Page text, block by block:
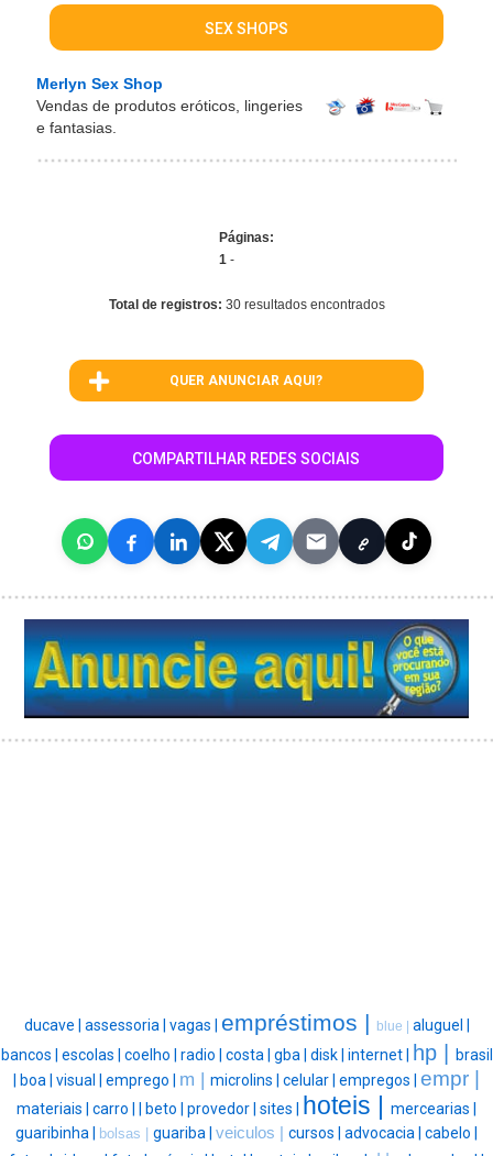
SEX SHOPS
Merlyn Sex Shop
Vendas de produtos eróticos, lingeries
e fantasias.
Páginas:
1 -
Total de registros: 30 resultados encontrados
QUER ANUNCIAR AQUI?
COMPARTILHAR REDES SOCIAIS
ducave | assessoria | vagas | empréstimos | blue | aluguel |
bancos | escolas | coelho | radio | costa | gba | disk | internet | hp | brasil
| boa | visual | emprego | m | microlins | celular | empregos | empr |
materiais | carro | | beto | provedor | sites | hoteis | mercearias |
guaribinha | bolsas | guariba | veiculos | cursos | advocacia | cabelo |